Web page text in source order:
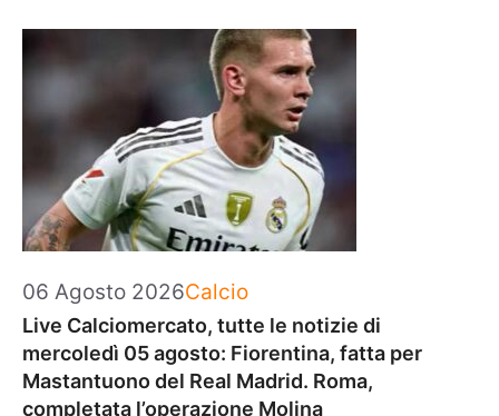
06 Agosto 2026Categorie
Calcio
Live Calciomercato, tutte le notizie di
mercoledì 05 agosto: Fiorentina, fatta per
Mastantuono del Real Madrid. Roma,
completata l’operazione Molina